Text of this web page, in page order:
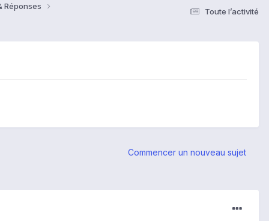
Toute l’activité
Réponses
Commencer un nouveau sujet